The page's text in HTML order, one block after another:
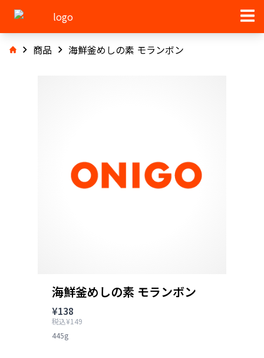
商品 海鮮釜めしの素 モランボン
海鮮釜めしの素 モランボン
¥138
税込¥149
445g